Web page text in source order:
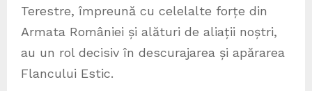
Terestre, împreună cu celelalte forțe din
Armata României și alături de aliații noștri,
au un rol decisiv în descurajarea și apărarea
Flancului Estic.